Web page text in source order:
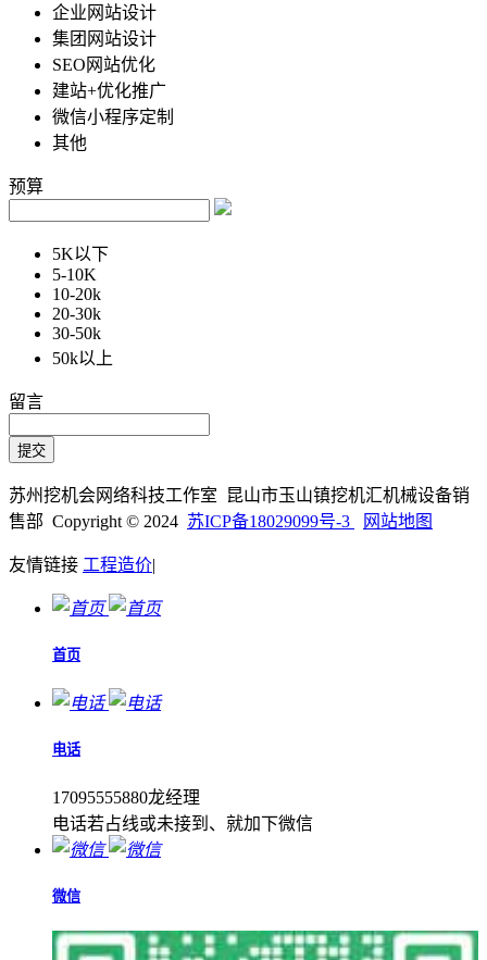
企业网站设计
集团网站设计
SEO网站优化
建站+优化推广
微信小程序定制
其他
预算
5K以下
5-10K
10-20k
20-30k
30-50k
50k以上
留言
苏州挖机会网络科技工作室 昆山市玉山镇挖机汇机械设备销
售部 Copyright © 2024 苏ICP备18029099号-3 网站地图
友情链接 工程造价|
首页
电话
17095555880龙经理
电话若占线或未接到、就加下微信
微信